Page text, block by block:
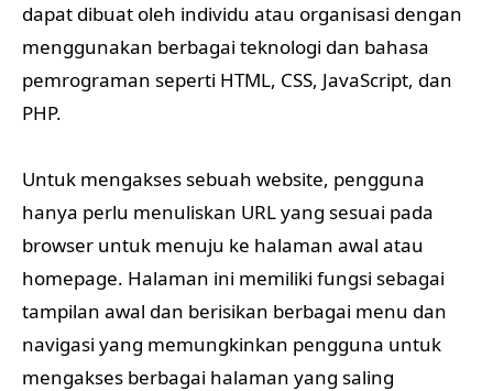
dapat dibuat oleh individu atau organisasi dengan
menggunakan berbagai teknologi dan bahasa
pemrograman seperti HTML, CSS, JavaScript, dan
PHP.
Untuk mengakses sebuah website, pengguna
hanya perlu menuliskan URL yang sesuai pada
browser untuk menuju ke halaman awal atau
homepage. Halaman ini memiliki fungsi sebagai
tampilan awal dan berisikan berbagai menu dan
navigasi yang memungkinkan pengguna untuk
mengakses berbagai halaman yang saling